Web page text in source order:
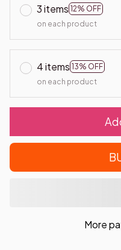
3 items 12% OFF
on each product
4 items 13% OFF
on each product
More